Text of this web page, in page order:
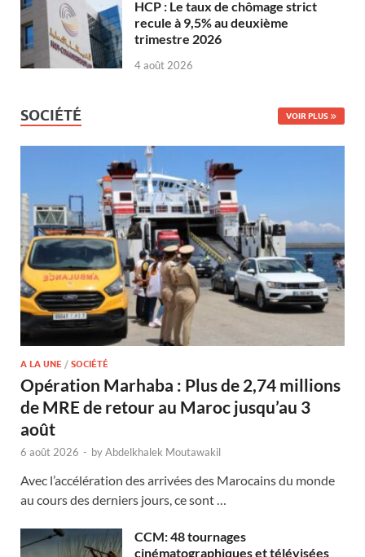
HCP : Le taux de chômage strict
recule à 9,5% au deuxième
trimestre 2026
4 août 2026
SOCIÉTÉ VOIR PLUS
A LA UNE / SOCIÉTÉ
Opération Marhaba : Plus de 2,74 millions
de MRE de retour au Maroc jusqu’au 3
août
6 août 2026 - byAbdelkhalek Moutawakil
Avec l’accélération des arrivées des Marocains du monde
au cours des derniers jours, ce sont …
CCM: 48 tournages
cinématographiques et télévisées